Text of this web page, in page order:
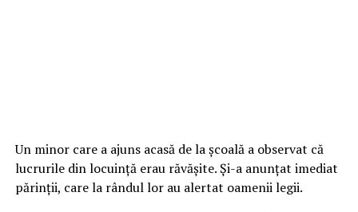
Un minor care a ajuns acasă de la școală a observat că
lucrurile din locuință erau răvășite. Și-a anunțat imediat
părinții, care la rândul lor au alertat oamenii legii.